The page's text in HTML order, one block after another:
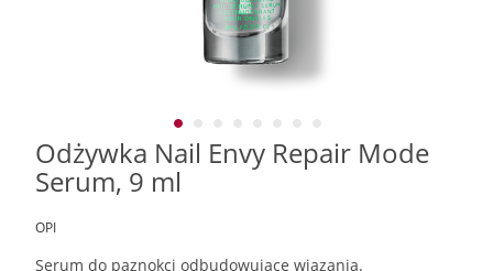
Odżywka Nail Envy Repair Mode
Serum, 9 ml
OPI
Serum do paznokci odbudowujące wiązania.
Przejdź
początek